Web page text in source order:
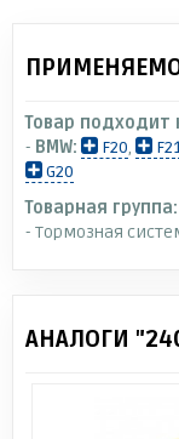
Товар
- BMW: F20,
G20
Товарная группа:
- Тормозная
АНАЛОГИ